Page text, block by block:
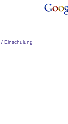
/ Einschulung